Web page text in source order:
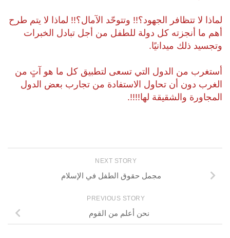
لماذا لا تتظافر الجهود؟!! وتتوحّد الآمال؟!! لماذا لا يتم طرح
أهم ما أنجزته كل دولة للطفل من أجل تبادل الخبرات
وتجسيد ذلك ميدانيًا.
أستغرب من الدول التي تسعى لتطبيق كل ما هو آتٍ من
الغرب دون أن تحاول الاستفادة من تجارب بعض الدول
المجاورة والشقيقة لها!!!!.
NEXT STORY
مجمل حقوق الطفل في الإسلام
PREVIOUS STORY
نحن أعلم من القوم